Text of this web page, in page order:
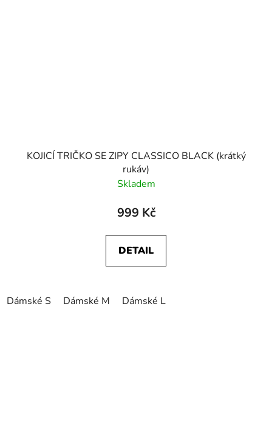
KOJICÍ TRIČKO SE ZIPY CLASSICO BLACK (krátký
rukáv)
Skladem
999 Kč
DETAIL
Dámské S Dámské M Dámské L